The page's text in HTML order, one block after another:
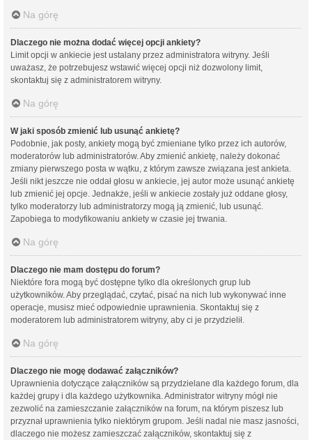
Na górę
Dlaczego nie można dodać więcej opcji ankiety?
Limit opcji w ankiecie jest ustalany przez administratora witryny. Jeśli
uważasz, że potrzebujesz wstawić więcej opcji niż dozwolony limit,
skontaktuj się z administratorem witryny.
Na górę
W jaki sposób zmienić lub usunąć ankietę?
Podobnie, jak posty, ankiety mogą być zmieniane tylko przez ich autorów,
moderatorów lub administratorów. Aby zmienić ankietę, należy dokonać
zmiany pierwszego posta w wątku, z którym zawsze związana jest ankieta.
Jeśli nikt jeszcze nie oddał głosu w ankiecie, jej autor może usunąć ankietę
lub zmienić jej opcje. Jednakże, jeśli w ankiecie zostały już oddane głosy,
tylko moderatorzy lub administratorzy mogą ją zmienić, lub usunąć.
Zapobiega to modyfikowaniu ankiety w czasie jej trwania.
Na górę
Dlaczego nie mam dostępu do forum?
Niektóre fora mogą być dostępne tylko dla określonych grup lub
użytkowników. Aby przeglądać, czytać, pisać na nich lub wykonywać inne
operacje, musisz mieć odpowiednie uprawnienia. Skontaktuj się z
moderatorem lub administratorem witryny, aby ci je przydzielił.
Na górę
Dlaczego nie mogę dodawać załączników?
Uprawnienia dotyczące załączników są przydzielane dla każdego forum, dla
każdej grupy i dla każdego użytkownika. Administrator witryny mógł nie
zezwolić na zamieszczanie załączników na forum, na którym piszesz lub
przyznał uprawnienia tylko niektórym grupom. Jeśli nadal nie masz jasności,
dlaczego nie możesz zamieszczać załączników, skontaktuj się z